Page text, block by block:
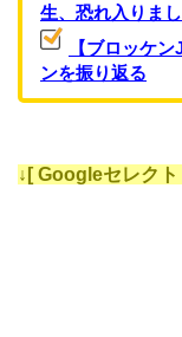
生、恐れ入りま
【ブロッケ
ンを振り返る
↓[ Googleセレク